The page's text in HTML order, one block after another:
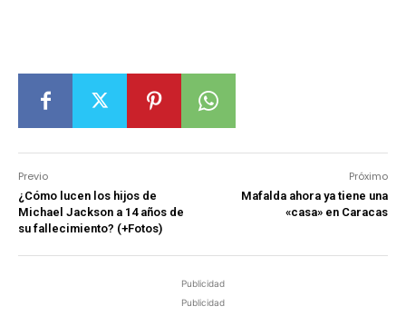
Previo
¿Cómo lucen los hijos de
Michael Jackson a 14 años de
su fallecimiento? (+Fotos)
Próximo
Mafalda ahora ya tiene una
«casa» en Caracas
Publicidad
Publicidad